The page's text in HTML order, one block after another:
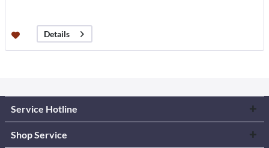
Details
Service Hotline
Shop Service